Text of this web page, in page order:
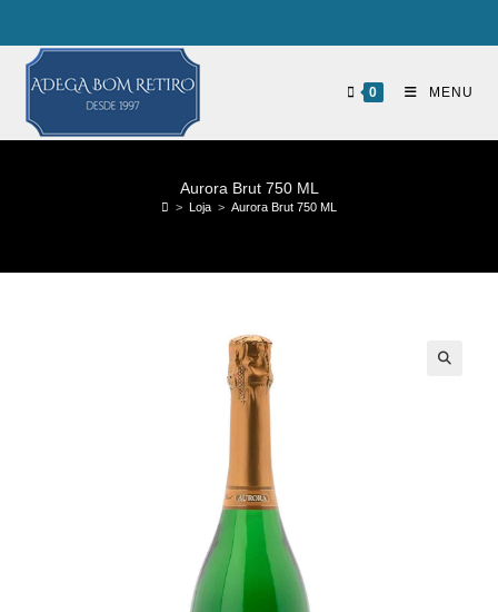
0 MENU
Aurora Brut 750 ML
> Loja > Aurora Brut 750 ML